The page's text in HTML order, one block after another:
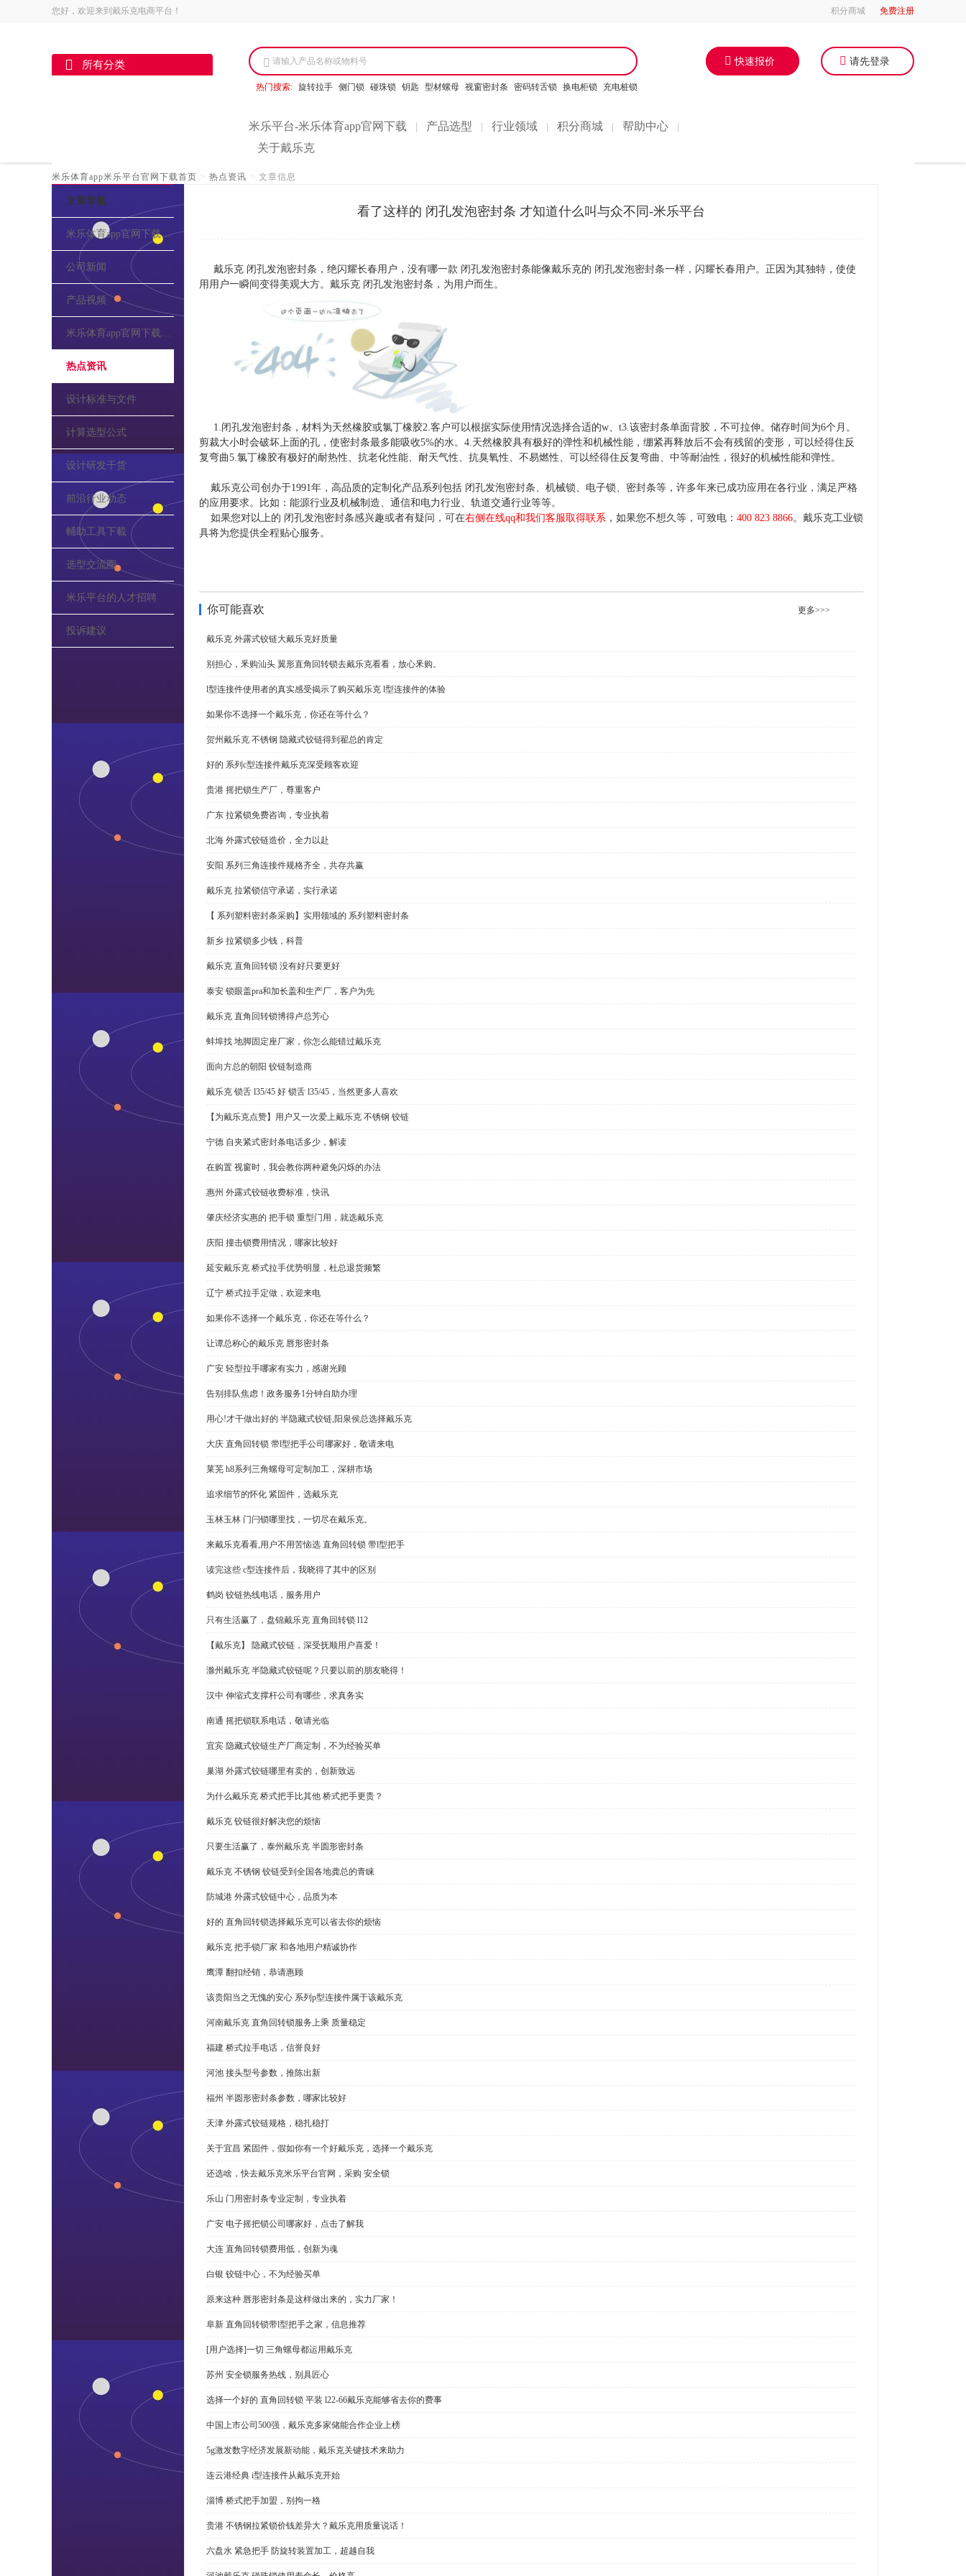
您好，欢迎来到戴乐克电商平台！ 积分商城 免费注册
所有分类 请输入产品名称或物料号
热门搜索: 旋转拉手 侧门锁 碰珠锁 钥匙 型材螺母 视窗密封条 密码转舌锁 换电柜锁 充电桩锁
米乐平台-米乐体育app官网下载 产品选型 行业领域 积分商城 帮助中心
关于戴乐克
快速报价 请先登录
米乐体育app米乐平台官网下载首页 > 热点资讯 > 文章信息
文章导航
米乐体育app官网下载的介绍
公司新闻
产品视频
米乐体育app官网下载的公告
热点资讯
设计标准与文件
计算选型公式
设计研发干货
前沿行业动态
輔助工具下載
选型交流圈
米乐平台的人才招聘
投诉建议
看了这样的 闭孔发泡密封条 才知道什么叫与众不同-米乐平台
戴乐克 闭孔发泡密封条，绝闪耀长春用户，没有哪一款 闭孔发泡密封条能像戴乐克的 闭孔发泡密封条一样，闪耀长春用户。正因为其独特，使使
用用户一瞬间变得美观大方。戴乐克 闭孔发泡密封条，为用户而生。
1.闭孔发泡密封条，材料为天然橡胶或氯丁橡胶2.客户可以根据实际使用情况选择合适的w、t3.该密封条单面背胶，不可拉伸。储存时间为6个月。
剪裁大小时会破坏上面的孔，使密封条最多能吸收5%的水。4.天然橡胶具有极好的弹性和机械性能，绷紧再释放后不会有残留的变形，可以经得住反
复弯曲5.氯丁橡胶有极好的耐热性、抗老化性能、耐天气性、抗臭氧性、不易燃性、可以经得住反复弯曲、中等耐油性，很好的机械性能和弹性。
戴乐克公司创办于1991年，高品质的定制化产品系列包括 闭孔发泡密封条、机械锁、电子锁、密封条等，许多年来已成功应用在各行业，满足严格
的应用要求。比如：能源行业及机械制造、通信和电力行业、轨道交通行业等等。
如果您对以上的 闭孔发泡密封条感兴趣或者有疑问，可在右侧在线qq和我们客服取得联系 ，如果您不想久等，可致电： 400 823 8866。戴乐克工业锁
具将为您提供全程贴心服务。
你可能喜欢 更多>>>
戴乐克 外露式铰链大戴乐克好质量
别担心，釆购汕头 翼形直角回转锁去戴乐克看看，放心釆购。
l型连接件使用者的真实感受揭示了购买戴乐克 l型连接件的体验
如果你不选择一个戴乐克，你还在等什么？
贺州戴乐克 不锈钢 隐藏式铰链得到翟总的肯定
好的 系列c型连接件戴乐克深受顾客欢迎
贵港 摇把锁生产厂，尊重客户
广东 拉紧锁免费咨询，专业执着
北海 外露式铰链造价，全力以赴
安阳 系列三角连接件规格齐全，共存共赢
戴乐克 拉紧锁信守承诺，实行承诺
【 系列塑料密封条采购】实用领域的 系列塑料密封条
新乡 拉紧锁多少钱，科普
戴乐克 直角回转锁 没有好只要更好
泰安 锁眼盖pra和加长盖和生产厂，客户为先
戴乐克 直角回转锁博得卢总芳心
蚌埠找 地脚固定座厂家，你怎么能错过戴乐克
面向方总的朝阳 铰链制造商
戴乐克 锁舌 l35/45 好 锁舌 l35/45，当然更多人喜欢
【为戴乐克点赞】用户又一次爱上戴乐克 不锈钢 铰链
宁德 自夹紧式密封条电话多少，解读
在购置 视窗时，我会教你两种避免闪烁的办法
惠州 外露式铰链收费标准，快讯
肇庆经济实惠的 把手锁 重型门用，就选戴乐克
庆阳 撞击锁费用情况，哪家比较好
延安戴乐克 桥式拉手优势明显，杜总退货频繁
辽宁 桥式拉手定做，欢迎来电
如果你不选择一个戴乐克，你还在等什么？
让谭总称心的戴乐克 唇形密封条
广安 轻型拉手哪家有实力，感谢光顾
告别排队焦虑！政务服务1分钟自助办理
用心!才干做出好的 半隐藏式铰链,阳泉侯总选择戴乐克
大庆 直角回转锁 带l型把手公司哪家好，敬请来电
莱芜 h8系列三角螺母可定制加工，深耕市场
追求细节的怀化 紧固件，选戴乐克
玉林玉林 门闩锁哪里找，一切尽在戴乐克。
来戴乐克看看,用户不用苦恼选 直角回转锁 带l型把手
读完这些 c型连接件后，我晓得了其中的区别
鹤岗 铰链热线电话，服务用户
只有生活赢了，盘锦戴乐克 直角回转锁 l12
【戴乐克】 隐藏式铰链，深受抚顺用户喜爱！
滁州戴乐克 半隐藏式铰链呢？只要以前的朋友晓得！
汉中 伸缩式支撑杆公司有哪些，求真务实
南通 摇把锁联系电话，敬请光临
宜宾 隐藏式铰链生产厂商定制，不为经验买单
巢湖 外露式铰链哪里有卖的，创新致远
为什么戴乐克 桥式把手比其他 桥式把手更贵？
戴乐克 铰链很好解决您的烦恼
只要生活赢了，泰州戴乐克 半圆形密封条
戴乐克 不锈钢 铰链受到全国各地龚总的青睐
防城港 外露式铰链中心，品质为本
好的 直角回转锁选择戴乐克可以省去你的烦恼
戴乐克 把手锁厂家 和各地用户精诚协作
鹰潭 翻扣经销，恭请惠顾
该贵阳当之无愧的安心 系列p型连接件属于该戴乐克
河南戴乐克 直角回转锁服务上乘 质量稳定
福建 桥式拉手电话，信誉良好
河池 接头型号参数，推陈出新
福州 半圆形密封条参数，哪家比较好
天津 外露式铰链规格，稳扎稳打
关于宜昌 紧固件，假如你有一个好戴乐克，选择一个戴乐克
还选啥，快去戴乐克米乐平台官网，采购 安全锁
乐山 门用密封条专业定制，专业执着
广安 电子摇把锁公司哪家好，点击了解我
大连 直角回转锁费用低，创新为魂
白银 铰链中心，不为经验买单
原来这种 唇形密封条是这样做出来的，实力厂家！
阜新 直角回转锁带l型把手之家，信息推荐
[用户选择]一切 三角螺母都运用戴乐克
苏州 安全锁服务热线，别具匠心
选择一个好的 直角回转锁 平装 l22-66戴乐克能够省去你的费事
中国上市公司500强，戴乐克多家储能合作企业上榜
5g激发数字经济发展新动能，戴乐克关键技术来助力
连云港经典 i型连接件从戴乐克开始
淄博 桥式把手加盟，别拘一格
贵港 不锈钢拉紧锁价钱差异大？戴乐克用质量说话！
六盘水 紧急把手 防旋转装置加工，超越自我